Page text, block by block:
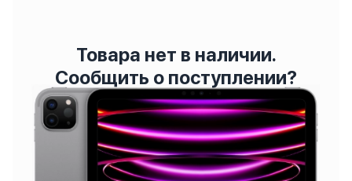
Товара нет в наличии.
Сообщить о поступлении?